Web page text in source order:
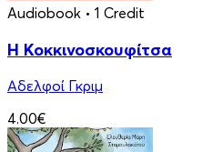
Audiobook • 1 Credit
Η Κοκκινοσκουφίτσα
Αδελφοί Γκριμ
4.00€